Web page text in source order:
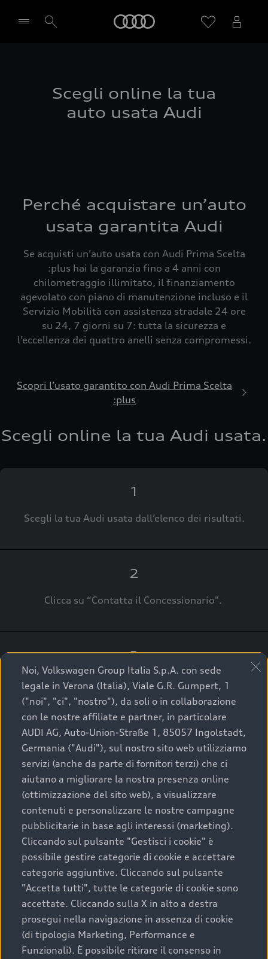
Scegli online la tua
auto usata Audi
Perché acquistare un’auto
usata garantita Audi
Se acquisti un’auto usata con Audi Prima Scelta
:plus hai la garanzia fino a 4 anni con
chilometraggio illimitato, il finanziamento
agevolato con piano di manutenzione incluso e il
Servizio Mobilità con assistenza stradale 24 ore
su 24, 7 giorni su 7: tutta la sicurezza e
l’eccellenza dei quattro anelli senza compromessi.
Scopri l’usato garantito con Audi Prima Scelta
:plus
Scegli online la tua Audi usata.
1
Scegli la tua Audi usata dall’elenco dei risultati.
2
Clicca su “Contatta il Concessionario".
3
A breve verrai ricontattato dal Customer Care
Audi Center o direttamente dal Concessionario
che ti supporterà per finalizzare la tua richiesta.
La qualità di acquistare
un’auto usata Audi
Scegliere un’auto usata è una decisione che coniuga
convenienza, affidabilità e sostenibilità. Per fare un
acquisto sicuro, è essenziale considerare aspetti
determinanti come la garanzia inclusa e l’affidabilità del
marchio. Audi offre l’auto usata perfetta tramite Audi
Prima Scelta :plus
Noi, Volkswagen Group Italia S.p.A. con sede
legale in Verona (Italia), Viale G.R. Gumpert, 1
("noi", "ci", "nostro"), da soli o in collaborazione
con le nostre affiliate e partner, in particolare
AUDI AG, Auto-Union-Straße 1, 85057 Ingolstadt,
Germania ("Audi"), sul nostro sito web utilizziamo
servizi (anche da parte di fornitori terzi) che ci
aiutano a migliorare la nostra presenza online
(ottimizzazione del sito web), a visualizzare
contenuti e personalizzare le nostre campagne
pubblicitarie in base agli interessi (marketing).
Cliccando sul pulsante "Gestisci i cookie" è
possibile gestire categorie di cookie e accettare
categorie aggiuntive. Cliccando sul pulsante
"Accetta tutti", tutte le categorie di cookie sono
accettate. Cliccando sulla X in alto a destra
prosegui nella navigazione in assenza di cookie
(di tipologia Marketing, Performance e
Funzionali). È possibile ritirare il consenso in